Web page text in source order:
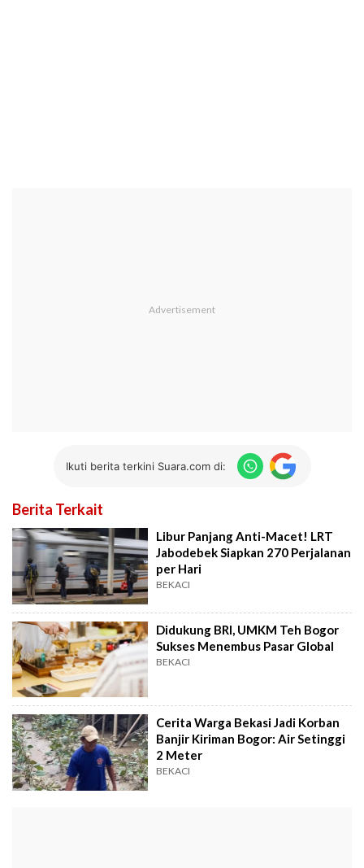
Ikuti berita terkini Suara.com di:
Berita Terkait
Libur Panjang Anti-Macet! LRT
Jabodebek Siapkan 270 Perjalanan
per Hari
BEKACI
Didukung BRI, UMKM Teh Bogor
Sukses Menembus Pasar Global
BEKACI
Cerita Warga Bekasi Jadi Korban
Banjir Kiriman Bogor: Air Setinggi
2 Meter
BEKACI